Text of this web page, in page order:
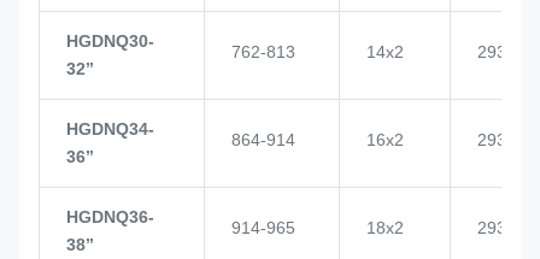
HGDNQ30-
32’’
762-813 14x2 2937
HGDNQ34-
36’’
864-914 16x2 2937
HGDNQ36-
38’’
914-965 18x2 2937